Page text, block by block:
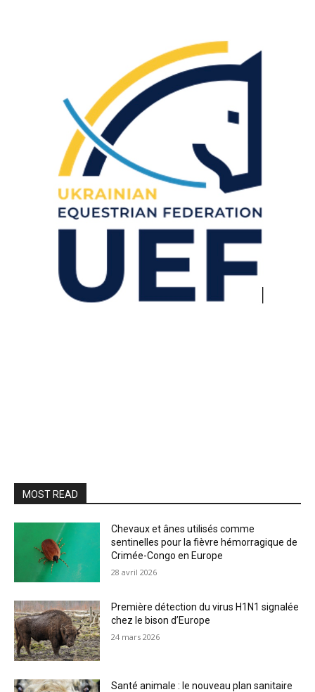
MOST READ
Chevaux et ânes utilisés comme
sentinelles pour la fièvre hémorragique de
Crimée-Congo en Europe
28 avril 2026
Première détection du virus H1N1 signalée
chez le bison d’Europe
24 mars 2026
Santé animale : le nouveau plan sanitaire